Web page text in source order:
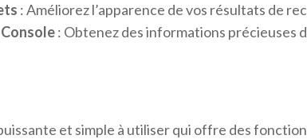
: Améliorez l’apparence de vos résultats de
: Obtenez des informations précieuses
et simple à utiliser qui offre des